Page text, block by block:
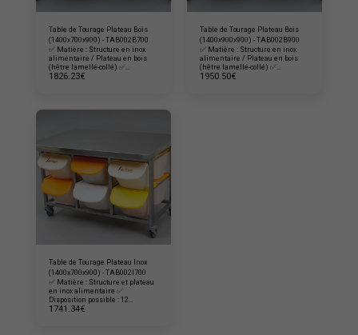
Table de Tourage Plateau Bois
(1400x700x900) - TAB002B700
✅ Matière : Structure en inox
alimentaire / Plateau en bois
(hêtre lamellé-collé) ✅
Disposition possible : 12
45kgs
1826.23€
Table de Tourage Plateau Bois
(1400x900x900) - TAB002B900
✅ Matière : Structure en inox
alimentaire / Plateau en bois
(hêtre lamellé-collé) ✅
Disposition possible : 12
1950.50€
Table de Tourage Plateau Inox
(1400x700x900) - TAB002I700
✅ Matière : Structure et plateau
en inox alimentaire ✅
Disposition possible : 12
conteneurs 15L avec couvercles
1741.34€